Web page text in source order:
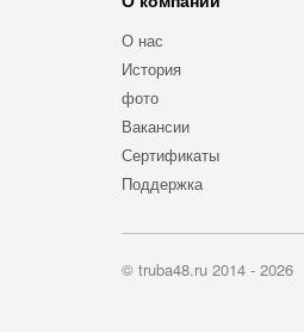
О нас
История
фото
Вакансии
Сертификаты
Поддержка
© truba48.ru 2014 - 2026